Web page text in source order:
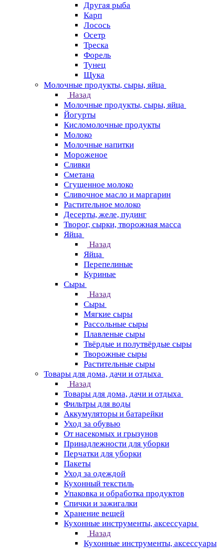
Другая рыба
Карп
Лосось
Осетр
Треска
Форель
Тунец
Щука
Молочные продукты, сыры, яйца
Назад
Молочные продукты, сыры, яйца
Йогурты
Кисломолочные продукты
Молоко
Молочные напитки
Мороженое
Сливки
Сметана
Сгущенное молоко
Сливочное масло и маргарин
Растительное молоко
Десерты, желе, пудинг
Творог, сырки, творожная масса
Яйца
Назад
Яйца
Перепелиные
Куриные
Сыры
Назад
Сыры
Мягкие сыры
Рассольные сыры
Плавленые сыры
Твёрдые и полутвёрдые сыры
Творожные сыры
Растительные сыры
Товары для дома, дачи и отдыха
Назад
Товары для дома, дачи и отдыха
Фильтры для воды
Аккумуляторы и батарейки
Уход за обувью
От насекомых и грызунов
Принадлежности для уборки
Перчатки для уборки
Пакеты
Уход за одеждой
Кухонный текстиль
Упаковка и обработка продуктов
Спички и зажигалки
Хранение вещей
Кухонные инструменты, аксессуары
Назад
Кухонные инструменты, аксессуары